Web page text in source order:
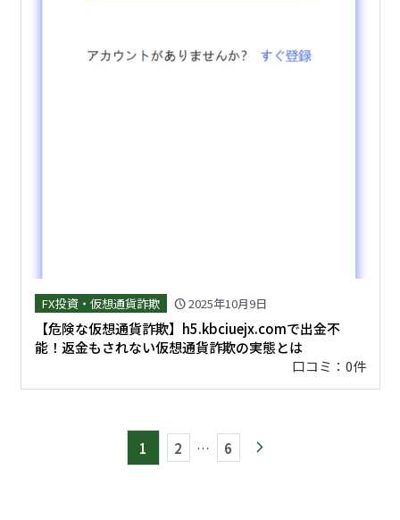
FX投資・仮想通貨詐欺 schedule2025年10月9日
【危険な仮想通貨詐欺】h5.kbciuejx.comで出金不
能！返金もされない仮想通貨詐欺の実態とは
口コミ：0件
1 2 … 6 arrow_forward_ios